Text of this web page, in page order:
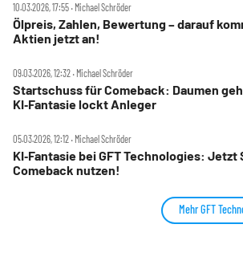
10.03.2026, 17:55 ‧ Michael Schröder
Ölpreis, Zahlen, Bewertung – darauf
Aktien jetzt an!
09.03.2026, 12:32 ‧ Michael Schröder
Startschuss für Comeback: Daumen
KI‑Fantasie lockt Anleger
05.03.2026, 12:12 ‧ Michael Schröder
KI‑Fantasie bei GFT Technologies:
Comeback nutzen!
Mehr GFT